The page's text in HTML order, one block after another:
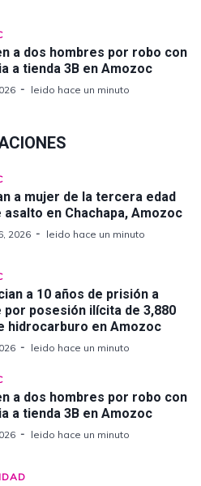
a dos hombres por robo con
a tienda 3B en Amozoc
leido hace un minuto
a mujer de la tercera edad
asalto en Chachapa, Amozoc
2026 leido hace un minuto
a 10 años de prisión a
por posesión ilícita de 3,880
hidrocarburo en Amozoc
leido hace un minuto
a dos hombres por robo con
a tienda 3B en Amozoc
leido hace un minuto